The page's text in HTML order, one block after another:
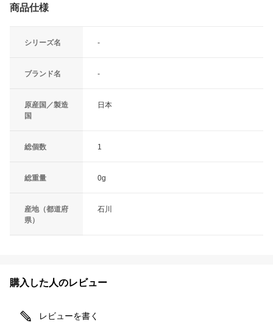
商品仕様
シリーズ名 -
ブランド名 -
原産国／製造
国
日本
総個数 1
総重量 0g
産地（都道府
県）
石川
購入した人のレビュー
レビューを書く